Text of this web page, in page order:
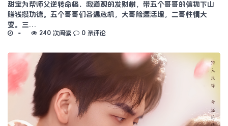
甜宝为帮师父逆转命格、救道观的发财树，带五个哥哥的信物下山
赚钱攒功德。五个哥哥们各遇危机，大哥险遭活埋，二哥性情大
变。三…
240 次阅读 0 条评论